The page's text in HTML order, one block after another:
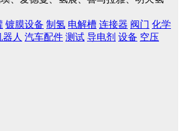
镀膜设备 制氢 电解槽 连接器 阀门 化学
器人 汽车配件 测试 导电剂 设备 空压